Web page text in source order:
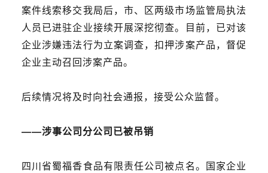
案件线索移交我局后，市、区两级市场监管局执法
人员已进驻企业接续开展深挖彻查。目前，已对该
企业涉嫌违法行为立案调查，扣押涉案产品，督促
企业主动召回涉案产品。
后续情况将及时向社会通报，接受公众监督。
——涉事公司分公司已被吊销
四川省蜀福香食品有限责任公司被点名。国家企业